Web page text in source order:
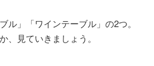
ル」「ワインテーブル」の2つ。
、見ていきましょう。